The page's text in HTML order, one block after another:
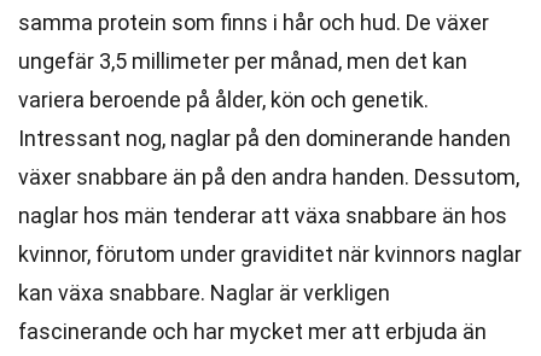
samma protein som finns i hår och hud. De växer
ungefär 3,5 millimeter per månad, men det kan
variera beroende på ålder, kön och genetik.
Intressant nog, naglar på den dominerande handen
växer snabbare än på den andra handen. Dessutom,
naglar hos män tenderar att växa snabbare än hos
kvinnor, förutom under graviditet när kvinnors naglar
kan växa snabbare. Naglar är verkligen
fascinerande och har mycket mer att erbjuda än